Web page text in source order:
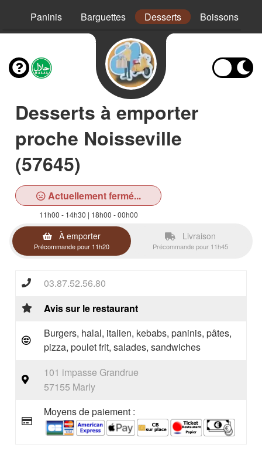
Paninis Barguettes Desserts Boissons
Desserts à emporter
proche Noisseville
(57645)
Actuellement fermé...
11h00 - 14h30 | 18h00 - 00h00
À emporter
Précommande pour 11h20
Livraison
Précommande pour 11h45
03.87.52.56.80
Avis sur le restaurant
Burgers, halal, italien, kebabs, paninis, pâtes,
pizza, poulet frit, salades, sandwiches
101 impasse Grandrue
57155 Marly
Moyens de paiement :